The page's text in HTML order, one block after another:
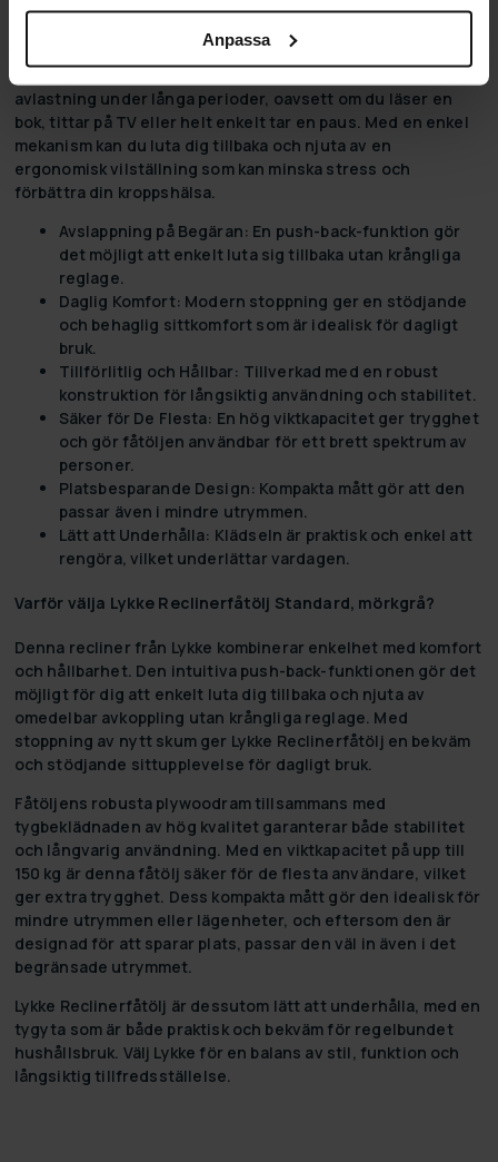
Anpassa
Reclinerfåtöljer erbjuder en oöverträffad nivå av komfort
och avkoppling som passar perfekt i varje hem. Dessa
avlastning under långa perioder, oavsett om du läser en
bok, tittar på TV eller helt enkelt tar en paus. Med en enkel
mekanism kan du luta dig tillbaka och njuta av en
ergonomisk vilställning som kan minska stress och
förbättra din kroppshälsa.
Avslappning på Begäran: En push-back-funktion gör
det möjligt att enkelt luta sig tillbaka utan krångliga
reglage.
Daglig Komfort: Modern stoppning ger en stödjande
och behaglig sittkomfort som är idealisk för dagligt
bruk.
Tillförlitlig och Hållbar: Tillverkad med en robust
konstruktion för långsiktig användning och stabilitet.
Säker för De Flesta: En hög viktkapacitet ger trygghet
och gör fåtöljen användbar för ett brett spektrum av
personer.
Platsbesparande Design: Kompakta mått gör att den
passar även i mindre utrymmen.
Lätt att Underhålla: Klädseln är praktisk och enkel att
rengöra, vilket underlättar vardagen.
Varför välja Lykke Reclinerfåtölj Standard, mörkgrå?
Denna recliner från Lykke kombinerar enkelhet med komfort
och hållbarhet. Den intuitiva push-back-funktionen gör det
möjligt för dig att enkelt luta dig tillbaka och njuta av
omedelbar avkoppling utan krångliga reglage. Med
stoppning av nytt skum ger Lykke Reclinerfåtölj en bekväm
och stödjande sittupplevelse för dagligt bruk.
Fåtöljens robusta plywoodram tillsammans med
tygbeklädnaden av hög kvalitet garanterar både stabilitet
och långvarig användning. Med en viktkapacitet på upp till
150 kg är denna fåtölj säker för de flesta användare, vilket
ger extra trygghet. Dess kompakta mått gör den idealisk för
mindre utrymmen eller lägenheter, och eftersom den är
designad för att sparar plats, passar den väl in även i det
begränsade utrymmet.
Lykke Reclinerfåtölj är dessutom lätt att underhålla, med en
tygyta som är både praktisk och bekväm för regelbundet
hushållsbruk. Välj Lykke för en balans av stil, funktion och
långsiktig tillfredsställelse.